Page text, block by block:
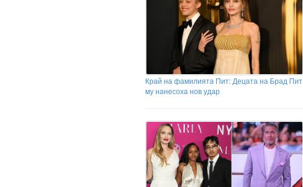
Край на фамилията Пит: Децата на Брад Пит
му нанесоха нов удар